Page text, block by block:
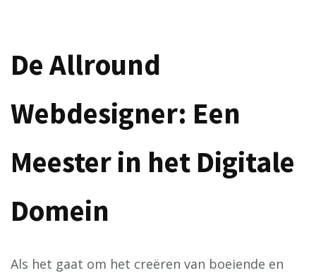
De Allround
Webdesigner: Een
Meester in het Digitale
Domein
Als het gaat om het creëren van boeiende en